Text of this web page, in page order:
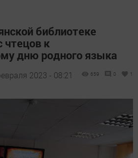
библиотеке
чтецов к
дню родного языка
2023 - 08:21 659 0 1